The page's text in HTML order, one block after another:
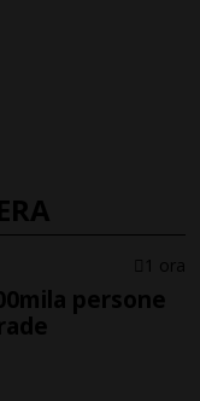
1 ora
persone